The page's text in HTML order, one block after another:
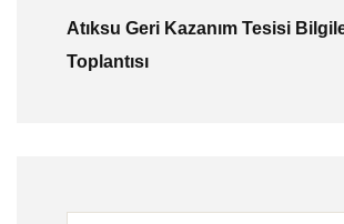
Atıksu Geri Kazanım Tesisi
Toplantısı